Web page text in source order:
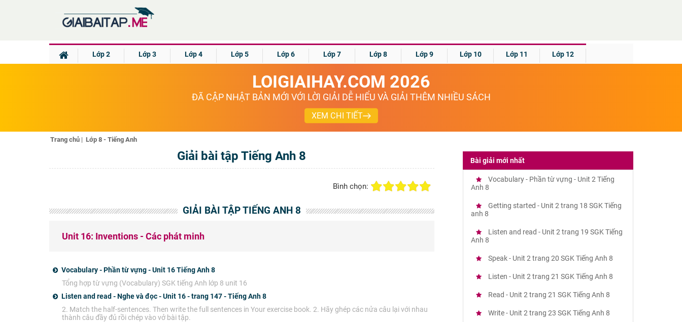
Lớp 2 Lớp 3 Lớp 4 Lớp 5 Lớp 6 Lớp 7 Lớp 8 Lớp 9 Lớp 10 Lớp 11 Lớp 12
LOIGIAIHAY.COM 2026
ĐÃ CẬP NHẬT BẢN MỚI VỚI LỜI GIẢI DỄ HIỂU VÀ GIẢI THÊM NHIỀU SÁCH
XEM CHI TIẾT
Trang chủ| Lớp 8 - Tiếng Anh
Giải bài tập Tiếng Anh 8
Bình chọn:
GIẢI BÀI TẬP TIẾNG ANH 8
Unit 16: Inventions - Các phát minh
Vocabulary - Phần từ vựng - Unit 16 Tiếng Anh 8
Tổng hợp từ vựng (Vocabulary) SGK tiếng Anh lớp 8 unit 16
Listen and read - Nghe và đọc - Unit 16 - trang 147 - Tiếng Anh 8
2. Match the half-sentences. Then write the full sentences in Your exercise book. 2. Hãy ghép các nửa câu lại với nhau
thành câu đầy đủ rồi chép vào vở bài tập.
Bài giải mới nhất
Vocabulary - Phần từ vựng - Unit 2 Tiếng
Anh 8
Getting started - Unit 2 trang 18 SGK Tiếng
anh 8
Listen and read - Unit 2 trang 19 SGK Tiếng
Anh 8
Speak - Unit 2 trang 20 SGK Tiếng Anh 8
Listen - Unit 2 trang 21 SGK Tiếng Anh 8
Read - Unit 2 trang 21 SGK Tiếng Anh 8
Write - Unit 2 trang 23 SGK Tiếng Anh 8